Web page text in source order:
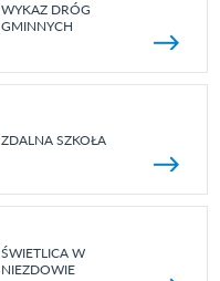
WYKAZ DRÓG
GMINNYCH
ZDALNA SZKOŁA
ŚWIETLICA W
NIEZDOWIE